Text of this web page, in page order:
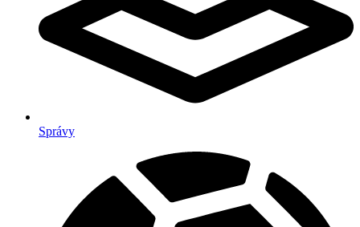
Správy